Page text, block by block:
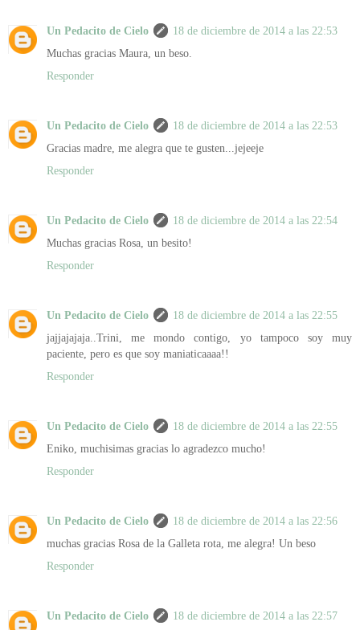
Un Pedacito de Cielo
18 de diciembre de 2014 a las 22:53
Muchas gracias Maura, un beso.
Responder
Un Pedacito de Cielo
18 de diciembre de 2014 a las 22:53
Gracias madre, me alegra que te gusten...jejeeje
Responder
Un Pedacito de Cielo
18 de diciembre de 2014 a las 22:54
Muchas gracias Rosa, un besito!
Responder
Un Pedacito de Cielo
18 de diciembre de 2014 a las 22:55
jajjajajaja..Trini, me mondo contigo, yo tampoco soy muy
paciente, pero es que soy maniaticaaaa!!
Responder
Un Pedacito de Cielo
18 de diciembre de 2014 a las 22:55
Eniko, muchisimas gracias lo agradezco mucho!
Responder
Un Pedacito de Cielo
18 de diciembre de 2014 a las 22:56
muchas gracias Rosa de la Galleta rota, me alegra! Un beso
Responder
Un Pedacito de Cielo
18 de diciembre de 2014 a las 22:57